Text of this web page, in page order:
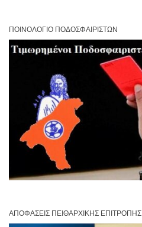
ΠΟΙΝΟΛΌΓΙΟ ΠΟΔΟΣΦΑΙΡΙΣΤΏΝ
ΑΠΟΦΆΣΕΙΣ ΠΕΙΘΑΡΧΙΚΉΣ ΕΠΙΤΡΟΠΉΣ